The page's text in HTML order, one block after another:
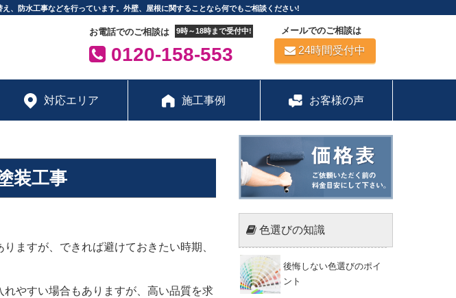
、防水工事などを行っています。外壁、屋根に関することなら何でもご相談ください!
お電話でのご相談は 9時～18時まで受付中!
0120-158-553
メールでのご相談は
24時間受付中
対応エリア 施工事例 お客様の声
装工事
ますが、できれば避けておきたい時期、
やすい場合もありますが、高い品質を求
色選びの知識
後悔しない色選びのポイ
ント